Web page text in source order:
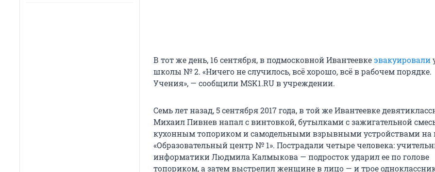
В тот же день, 16 сентября, в подмосковной Ивантеевкеэвакуировали
школы № 2. «Ничего не случилось, всё хорошо, всё в рабочем порядке.
Учения»‎, — сообщили MSK1.RU в учреждении.
Семь лет назад, 5 сентября 2017 года, в той же Ивантеевке
Михаил Пивнев напал с винтовкой, бутылками с зажигательной
кухонным топориком и самодельными взрывными устройствами на
«Образовательный центр № 1». Пострадали четыре человека:
информатики Людмила Калмыкова — подросток ударил ее по голове
топориком, а затем выстрелил женщине в лицо — и трое